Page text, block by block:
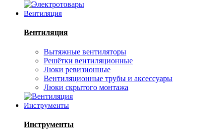
Вентиляция
Вентиляция
Вытяжные вентиляторы
Решётки вентиляционные
Люки ревизионные
Вентиляционные трубы и аксессуары
Люки скрытого монтажа
Инструменты
Инструменты